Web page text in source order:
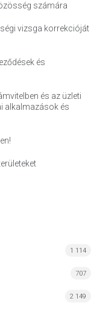
számára
vizsga korrekcióját
és
és az üzleti
alkalmazások és
1 114
707
2 149